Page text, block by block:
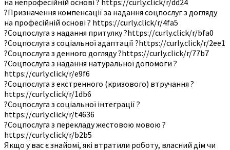
?Призначення компенсації за надання соцпослуг з догляду
на професійній основі ? https://curly.click/r/4fa5
?Соцпослуга з надання притулку ?https://curly.click/r/bfa0
?Соцпослуга з соціальної адаптації ?https://curly.click/r/2ee1
?Соцпослуга з денного догляду ?https://curly.click/r/77b7
?Соцпослуга з надання натуральної допомоги ?
https://curly.click/r/e9f6
?Соцпослуга з екстренного (кризового) втручання ?
https://curly.click/r/1db6
?Соцпослуга з соціальної інтеграції ?
https://curly.click/r/t4636
?Соцпослуга з перекладу жестовою мовою ?
https://curly.click/r/b2b5
Якщо у вас є знайомі, які втратили роботу, власний дім чи